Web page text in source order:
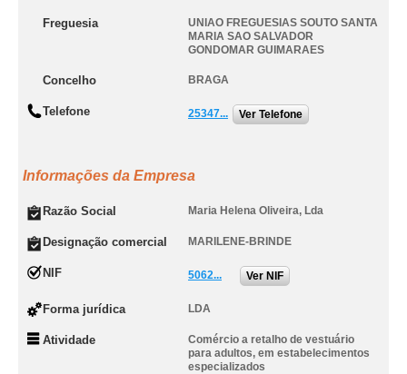
Freguesia
UNIAO FREGUESIAS SOUTO SANTA
MARIA SAO SALVADOR
GONDOMAR GUIMARAES
Concelho BRAGA
Telefone 25347... Ver Telefone
Informações da Empresa
Razão Social Maria Helena Oliveira, Lda
Designação comercial MARILENE-BRINDE
NIF 5062... Ver NIF
Forma jurídica LDA
Atividade
Comércio a retalho de vestuário
para adultos, em estabelecimentos
especializados